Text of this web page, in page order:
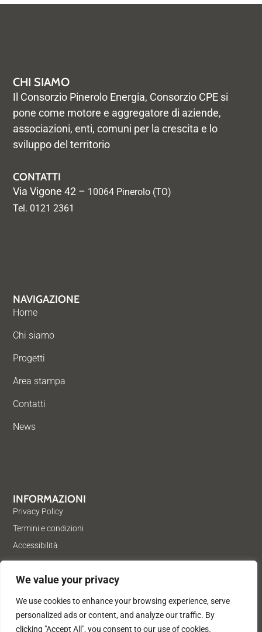
We value your privacy
We use cookies to enhance your browsing experience, serve
personalized ads or content, and analyze our traffic. By
clicking "Accept All", you consent to our use of cookies.
CHI SIAMO
Il Consorzio Pinerolo Energia, Consorzio CPE si
pone come motore e aggregatore di aziende,
associazioni, enti, comuni per la crescita e lo
sviluppo del territorio
CONTATTI
Via Vigone 42 – 10064 Pinerolo (TO)
Tel. 0121 2361
NAVIGAZIONE
Home
Chi siamo
Progetti
Area stampa
Contatti
News
INFORMAZIONI
Privacy Policy
Termini e condizioni
Accessibilità
© Acea Pinerolese Industriale S.p.a. – Tutti i diritti riservati. Via